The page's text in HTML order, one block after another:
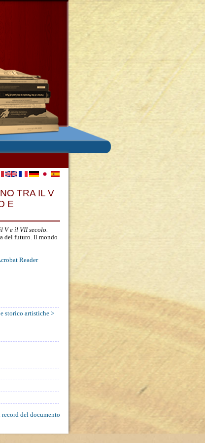
TRA IL V
E
V e il VII secolo.
del futuro. Il mondo
Reader
storico artistiche >
record del documento